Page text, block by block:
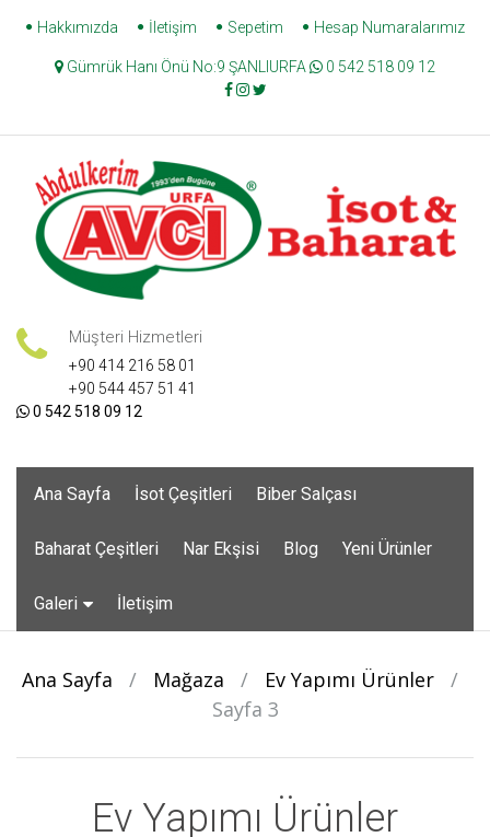
Skip
content
Hakkımızda İletişim Sepetim Hesap Numaralarımız
Gümrük Hanı Önü No:9 ŞANLIURFA 0 542 518 09 12
Müşteri Hizmetleri
+90 414 216 58 01
+90 544 457 51 41
0 542 518 09 12
Ana Sayfa İsot Çeşitleri Biber Salçası
Baharat Çeşitleri Nar Ekşisi Blog Yeni Ürünler
Galeri İletişim
Ana Sayfa / Mağaza / Ev Yapımı Ürünler
/
Sayfa 3
Ev Yapımı Ürünler